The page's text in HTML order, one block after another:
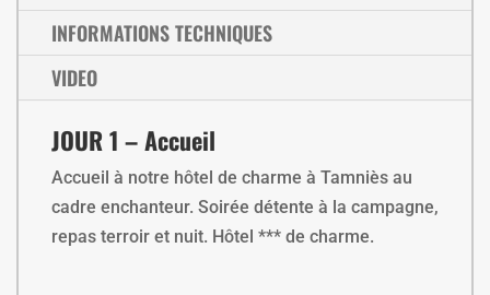
INFORMATIONS TECHNIQUES
VIDEO
JOUR 1 – Accueil
Accueil à notre hôtel de charme à Tamniès au
cadre enchanteur. Soirée détente à la campagne,
repas terroir et nuit. Hôtel *** de charme.